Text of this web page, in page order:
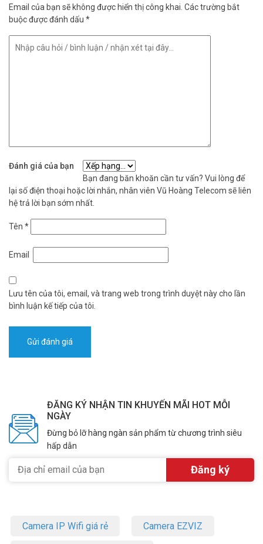
Email của bạn sẽ không được hiển thị công khai. Các trường bắt
buộc được đánh dấu *
Đánh giá của bạn
Bạn đang băn khoăn cần tư vấn? Vui lòng để
lại số điện thoại hoặc lời nhắn, nhân viên Vũ Hoàng Telecom sẽ liên
hệ trả lời bạn sớm nhất.
Tên *
Email
Lưu tên của tôi, email, và trang web trong trình duyệt này cho lần
bình luận kế tiếp của tôi.
ĐĂNG KÝ NHẬN TIN KHUYẾN MÃI HOT MỖI
NGÀY
Đừng bỏ lỡ hàng ngàn sản phẩm từ chương trình siêu
hấp dẫn
Camera IP Wifi giá rẻ Camera EZVIZ